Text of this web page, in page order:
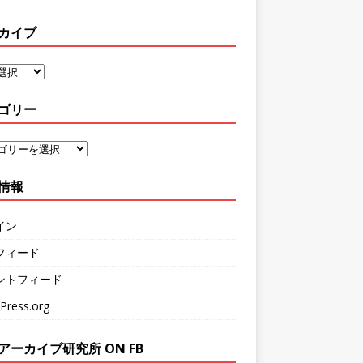
イブ
リー
報
ン
ィード
トフィード
ーカイブ研究所 ON FB